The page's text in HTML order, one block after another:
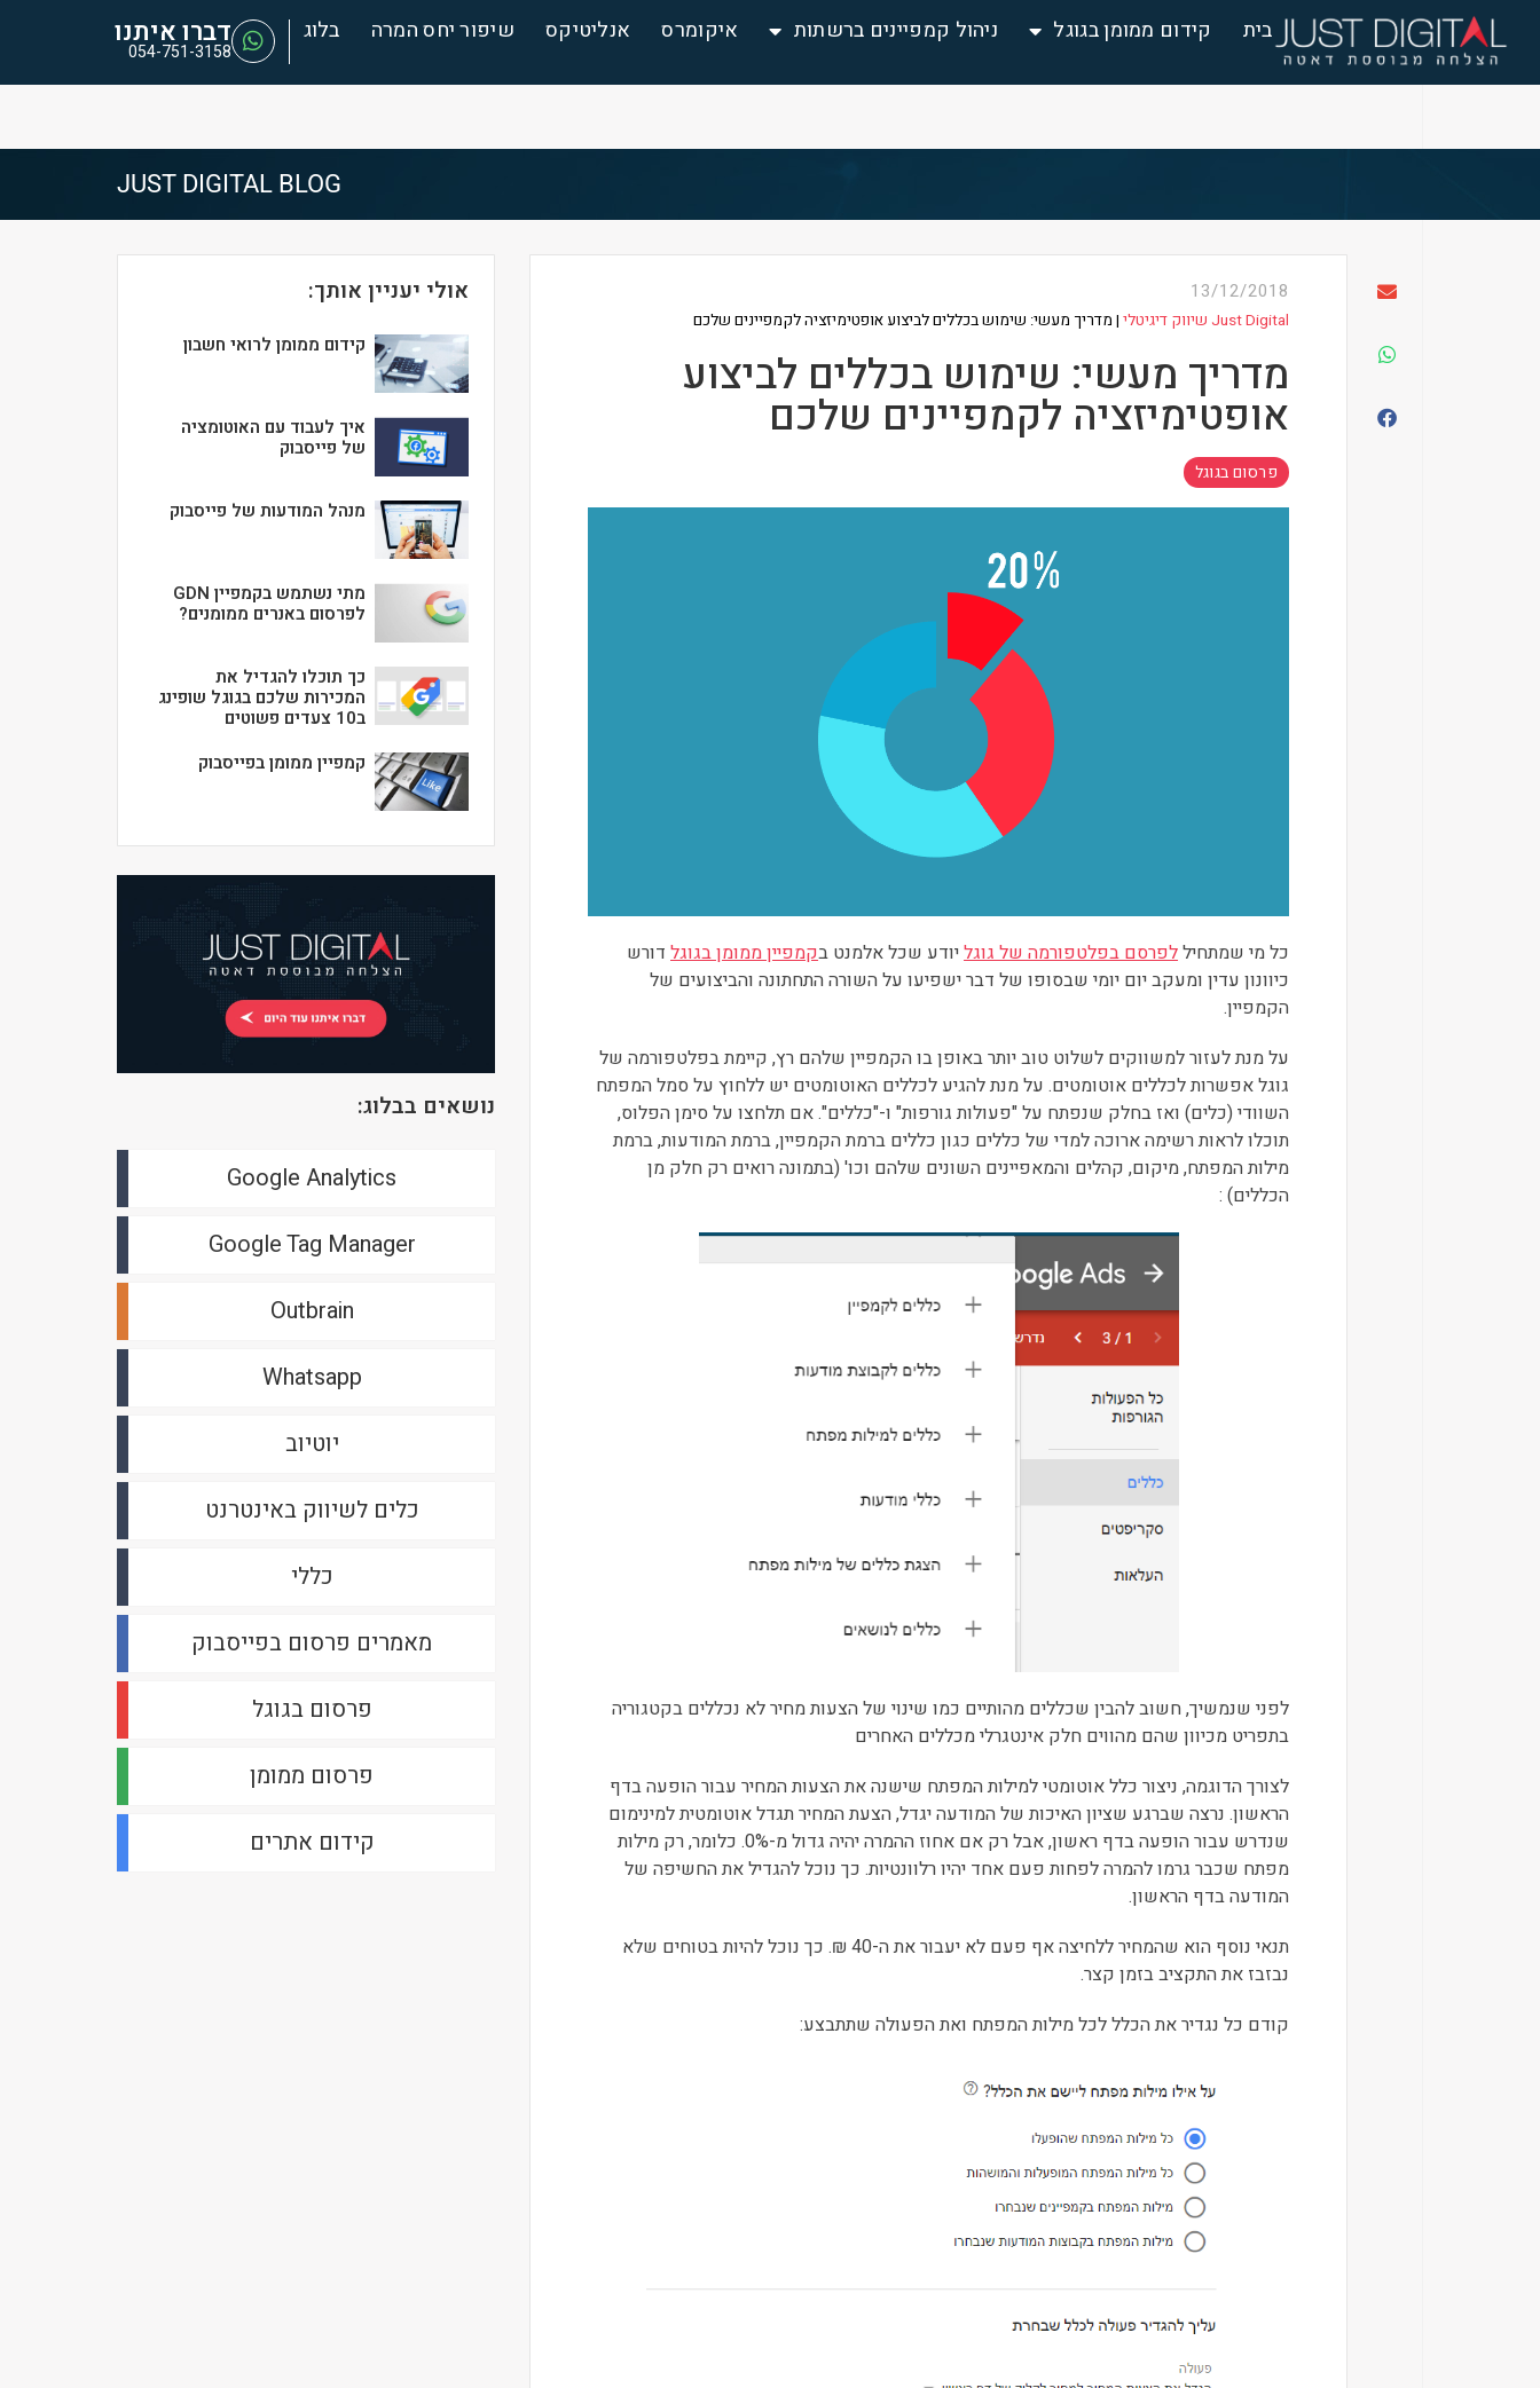
בית קידום ממומן בגוגל ניהול קמפיינים ברשתות איקומרס אנליטיקס שיפור יחס המרה בלוג דברו איתנו
054-751-3158
JUST DIGITAL BLOG
13/12/2018
Just Digital שיווק דיגיטלי | מדריך מעשי: שימוש בכללים לביצוע אופטימיזציה לקמפיינים שלכם
מדריך מעשי: שימוש בכללים לביצוע
אופטימיזציה לקמפיינים שלכם
פרסום בגוגל
כל מי שמתחיללפרסם בפלטפורמה של גוגליודע שכל אלמנט בקמפיין ממומן בגוגלדורש
כיוונון עדין ומעקב יום יומי שבסופו של דבר ישפיעו על השורה התחתונה והביצועים של
הקמפיין.
על מנת לעזור למשווקים לשלוט טוב יותר באופן בו הקמפיין שלהם רץ, קיימת בפלטפורמה של
גוגל אפשרות לכללים אוטומטים. על מנת להגיע לכללים האוטומטים יש ללחוץ על סמל המפתח
השוודי (כלים) ואז בחלק שנפתח על "פעולות גורפות" ו-"כללים". אם תלחצו על סימן הפלוס,
תוכלו לראות רשימה ארוכה למדי של כללים כגון כללים ברמת הקמפיין, ברמת המודעות, ברמת
מילות המפתח, מיקום, קהלים והמאפיינים השונים שלהם וכו' (בתמונה רואים רק חלק מן
הכללים) :
לפני שנמשיך, חשוב להבין שכללים מהותיים כמו שינוי של הצעות מחיר לא נכללים בקטגוריה
בתפריט מכיוון שהם מהווים חלק אינטגרלי מכללים האחרים
לצורך הדוגמה, ניצור כלל אוטומטי למילות המפתח שישנה את הצעות המחיר עבור הופעה בדף
הראשון. נרצה שברגע שציון האיכות של המודעה יגדל, הצעת המחיר תגדל אוטומטית למינימום
שנדרש עבור הופעה בדף ראשון, אבל רק אם אחוז ההמרה יהיה גדול מ-0%. כלומר, רק מילות
מפתח שכבר גרמו להמרה לפחות פעם אחד יהיו רלוונטיות. כך נוכל להגדיל את החשיפה של
המודעה בדף הראשון.
תנאי נוסף הוא שהמחיר ללחיצה אף פעם לא יעבור את ה-40 ₪. כך נוכל להיות בטוחים שלא
נבזבז את התקציב בזמן קצר.
קודם כל נגדיר את הכלל לכל מילות המפתח ואת הפעולה שתתבצע:
אולי יעניין אותך:
קידום ממומן לרואי חשבון
איך לעבוד עם האוטומציה
של פייסבוק
מנהל המודעות של פייסבוק
מתי נשתמש בקמפיין GDN
לפרסום באנרים ממומנים?
כך תוכלו להגדיל את
המכירות שלכם בגוגל שופינג
ב10 צעדים פשוטים
קמפיין ממומן בפייסבוק
נושאים בבלוג:
Google Analytics
Google Tag Manager
Outbrain
Whatsapp
יוטיוב
כלים לשיווק באינטרנט
כללי
מאמרים פרסום בפייסבוק
פרסום בגוגל
פרסום ממומן
קידום אתרים